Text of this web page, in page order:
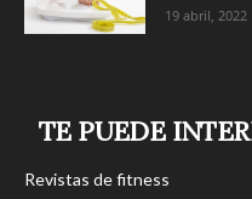
19 abril, 2022
TE PUEDE
Revistas de fitness